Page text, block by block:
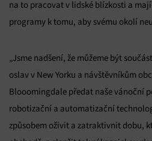
na to pracovat v lidské blízkosti a
programy k tomu, aby svému okolí
„Jsme nadšení, že můžeme být
oslav v New Yorku a návštěvníkům
Blooomingdale předat naše vánoční
robotizační a automatizační
způsobem oživit a zatraktivnit dobu,